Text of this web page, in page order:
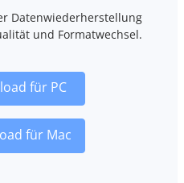
Datenwiederherstellung
und Formatwechsel.
für PC
für Mac